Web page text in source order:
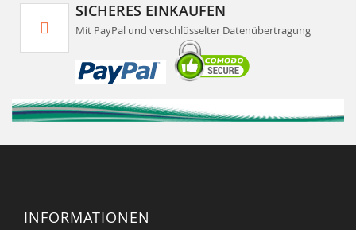
SICHERES EINKAUFEN
Mit PayPal und verschlüsselter Datenübertragung
INFORMATIONEN